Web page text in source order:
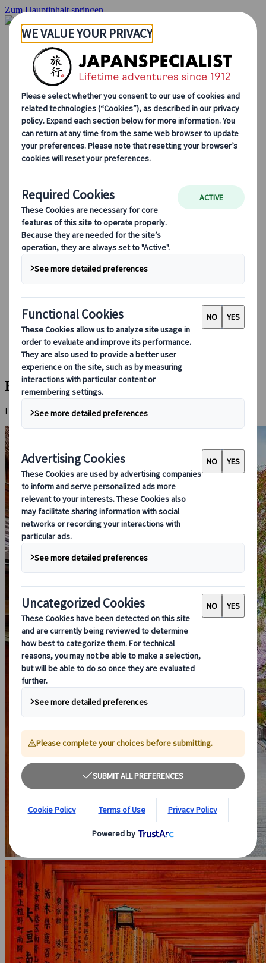
Zum Hauptinhalt springen
Startseite
Rundreisen
Individuelle Reisen
Gruppenreisen
Selbstfahrerreisen
Ausflüge
Maßgeschneiderte Gruppenreisen
Japan Rail Pass
Wie wir arbeiten
Über uns
Treffen Sie unser Team
Werden Sie Teil unseres Teams
Saisonale Reisetipps
Highlights des Reiseziels
Kulturelle Einblicke
Kulinarische Erlebnisse
Entdecke Japan mit dem Zug
Häufig gestellte Fragen
Wichtige Informationen
Etikette in Japan
Autofahren in Japan
Bei uns buchen
Japan Rail Pass
Unterkunft
Online-Beratung
Japanspecialist
Reiseziele
Alle Reiseziele
Kyoto
Kyoto
Die kulturelle und spirituelle Hauptstadt Japans